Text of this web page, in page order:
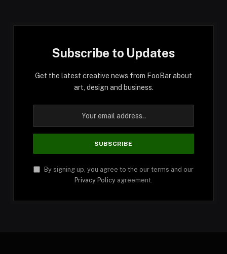
Subscribe to Updates
Get the latest creative news from FooBar about
art, design and business.
By signing up, you agree to the our terms and our
Privacy Policy agreement.